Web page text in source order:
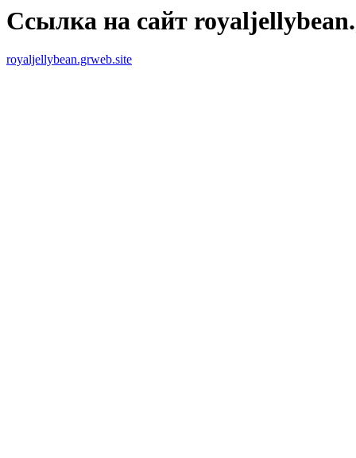
Ссылка на сайт
royaljellybean.grweb.site